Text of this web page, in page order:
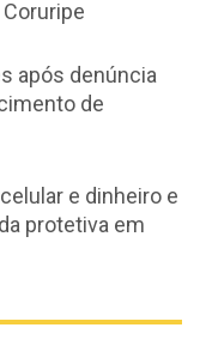
após denúncia
de
e dinheiro e
protetiva em